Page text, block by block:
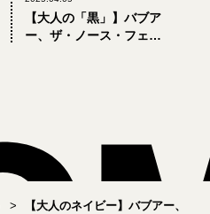
【大人の「黒」】バブア
ー、ザ・ノース・フェイ
【大人のネイビー】バブアー、